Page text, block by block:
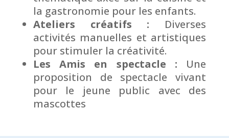
la gastronomie pour les enfants.
Ateliers créatifs : Diverses
activités manuelles et artistiques
pour stimuler la créativité.
Les Amis en spectacle : Une
proposition de spectacle vivant
pour le jeune public avec des
mascottes